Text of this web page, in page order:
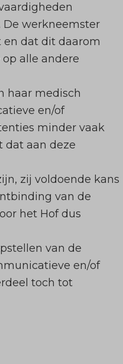
De werkneemster
dat dit daarom
alle andere
haar medisch
en/of
minder vaak
dat aan deze
zij voldoende kans
van de
het Hof dus
van de
en/of
toch tot